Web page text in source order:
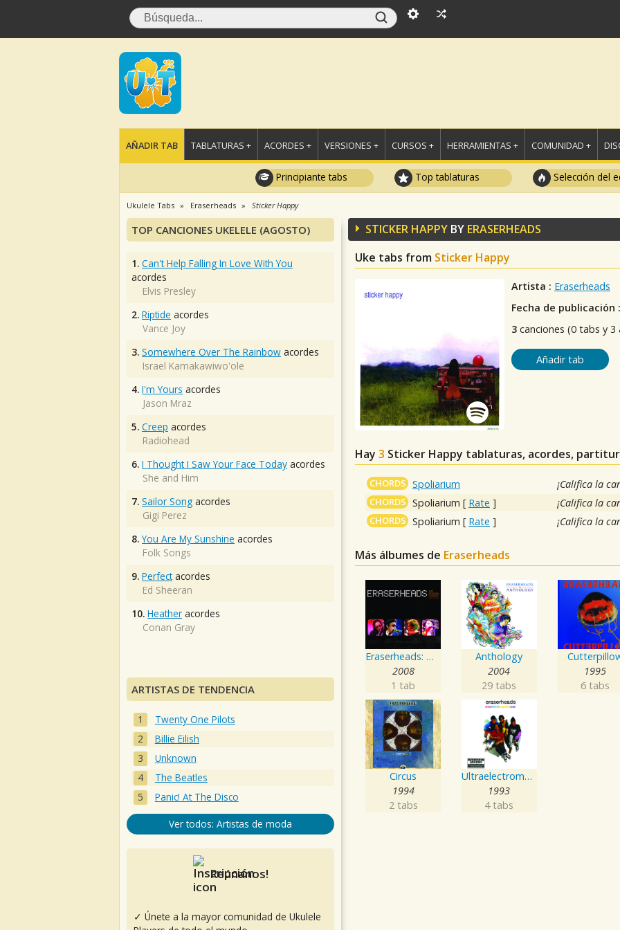
AÑADIR TAB TABLATURAS + ACORDES + VERSIONES + CURSOS + HERRAMIENTAS + COMUNIDAD +
Principiante tabs Top tablaturas Selección del
Ukulele Tabs Eraserheads Sticker Happy
STICKER HAPPY BY ERASERHEADS
Uke tabs from Sticker Happy
Artista : Eraserheads
Fecha de publicación :
3 canciones (0 tabs y 3
Añadir tab
Hay 3 Sticker Happy tablaturas, acordes,
CHORDS Spoliarium ¡Califica la
CHORDS Spoliarium [ Rate ] ¡Califica la
CHORDS Spoliarium [ Rate ] ¡Califica la
Más álbumes de Eraserheads
Eraserheads: The Reunion Concert!
2008
1 tab
Anthology
2004
29 tabs
1995
6 tabs
Circus
1994
2 tabs
Ultraelectromagneticpop!
1993
4 tabs
TOP CANCIONES UKELELE (AGOSTO)
1. Can't Help Falling In Love With You
acordes
Elvis Presley
2. Riptide acordes
Vance Joy
3. Somewhere Over The Rainbow acordes
Israel Kamakawiwo'ole
4. I'm Yours acordes
Jason Mraz
5. Creep acordes
Radiohead
6. I Thought I Saw Your Face Today acordes
She and Him
7. Sailor Song acordes
Gigi Perez
8. You Are My Sunshine acordes
Folk Songs
9. Perfectacordes
Ed Sheeran
10. Heather acordes
Conan Gray
ARTISTAS DE TENDENCIA
Twenty One Pilots
Billie Eilish
Unknown
The Beatles
Panic! At The Disco
Ver todos: Artistas de moda
Reúnanos!
✓ Únete a la mayor comunidad de Ukulele